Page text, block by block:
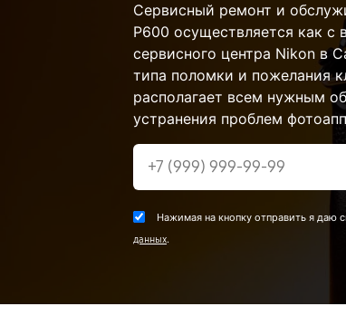
Сервисный ремонт и
P600 осуществляется как с
сервисного центра Nikon в
типа поломки и пожелания
располагает всем нужным
устранения проблем
Нажимая на кнопку отправить я даю
данных.